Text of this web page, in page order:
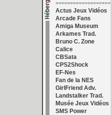
===================
Actus Jeux Vidéos
Arcade Fans
Amiga Museum
Arkames Trad.
Bruno C. Zone
Calice
CBSata
CPS2Shock
EF-Nes
Fan de la NES
GirlFriend Adv.
Landstalker Trad.
Musée Jeux Vidéos
SMS Power